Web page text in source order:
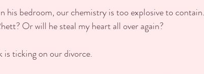
his bedroom, our chemistry is too explosive to contain.
Or will he steal my heart all over again?
ticking on our divorce.